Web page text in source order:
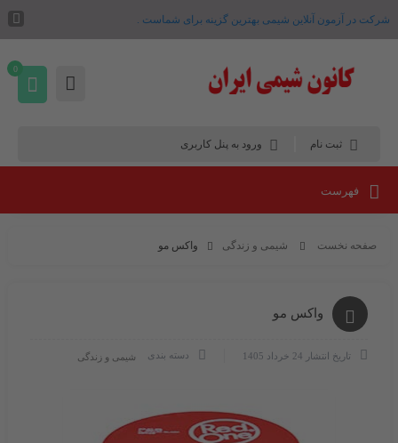
شرکت در آزمون آنلاین شیمی بهترین گزینه برای شماست .
ثبت نام ورود به پنل کاربری
0
فهرست
صفحه نخست شیمی و زندگی واکس مو
واکس مو
تاریخ انتشار 24 خرداد 1405 دسته بندی شیمی و زندگی